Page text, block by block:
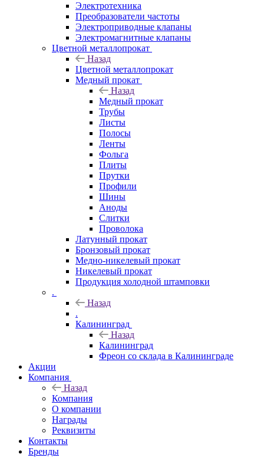
Электротехника
Преобразователи частоты
Электроприводные клапаны
Электромагнитные клапаны
Цветной металлопрокат
Назад
Цветной металлопрокат
Медный прокат
Назад
Медный прокат
Трубы
Листы
Полосы
Ленты
Фольга
Плиты
Прутки
Профили
Шины
Аноды
Слитки
Проволока
Латунный прокат
Бронзовый прокат
Медно-никелевый прокат
Никелевый прокат
Продукция холодной штамповки
.
Назад
.
Калининград
Назад
Калининград
Фреон со склада в Калининграде
Акции
Компания
Назад
Компания
О компании
Награды
Реквизиты
Контакты
Бренды